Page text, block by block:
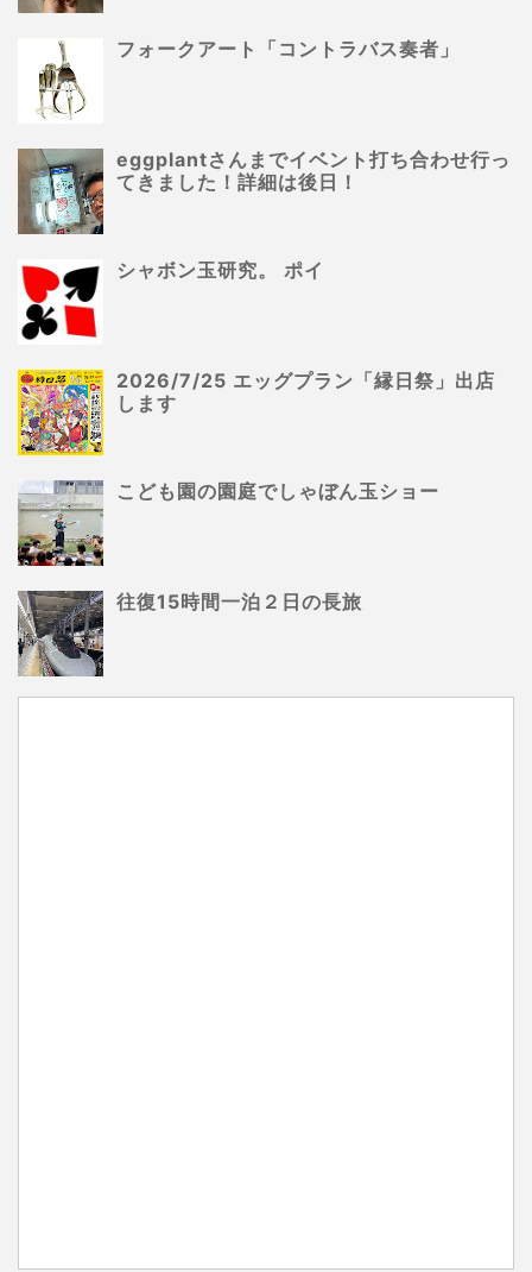
フォークアート「コントラバス奏者」
eggplantさんまでイベント打ち合わせ行っ
てきました！詳細は後日！
シャボン玉研究。 ポイ
2026/7/25 エッグプラン「縁日祭」出店
します
こども園の園庭でしゃぼん玉ショー
往復15時間一泊２日の長旅